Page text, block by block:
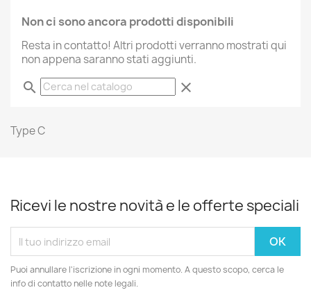
Non ci sono ancora prodotti disponibili
Resta in contatto! Altri prodotti verranno mostrati qui
non appena saranno stati aggiunti.
search clear
Type C
Ricevi le nostre novità e le offerte speciali
Puoi annullare l'iscrizione in ogni momento. A questo scopo, cerca le
info di contatto nelle note legali.